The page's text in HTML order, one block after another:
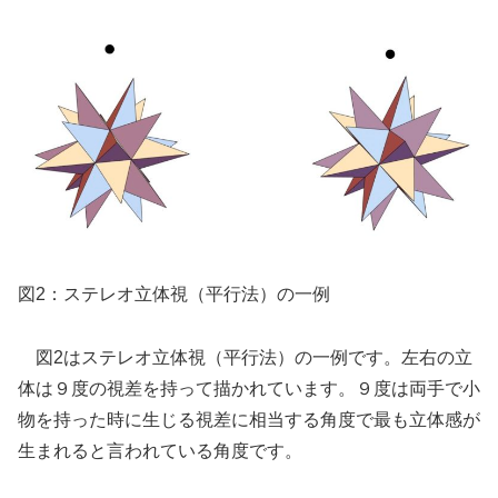
図2：ステレオ立体視（平行法）の一例
図2はステレオ立体視（平行法）の一例です。左右の立
体は９度の視差を持って描かれています。９度は両手で小
物を持った時に生じる視差に相当する角度で最も立体感が
生まれると言われている角度です。